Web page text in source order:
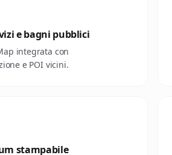
e bagni pubblici
integrata con
e POI vicini.
stampabile